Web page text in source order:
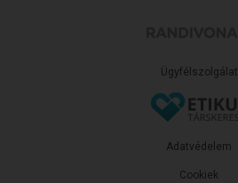
Ügyfélszolgálat
Adatvédelem
Cookiek